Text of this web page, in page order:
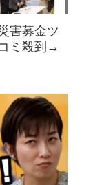
害募金ツ
ミ殺到→